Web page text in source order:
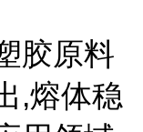
胶原料
,熔体稳